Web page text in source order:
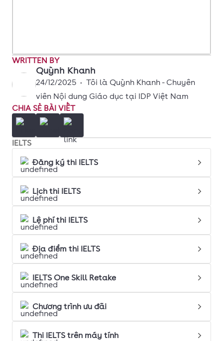
WRITTEN BY
Quỳnh Khanh
24/12/2025 • Tôi là Quỳnh Khanh - Chuyên
viên Nội dung Giáo dục tại IDP Việt Nam
CHIA SẺ BÀI VIẾT
IELTS
Đăng ký thi IELTS
Lịch thi IELTS
Lệ phí thi IELTS
Địa điểm thi IELTS
IELTS One Skill Retake
Chương trình ưu đãi
Thi IELTS trên máy tính